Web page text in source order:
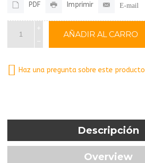
PDF Imprimir E-mail
Haz una pregunta sobre este producto
Descripción
Overview